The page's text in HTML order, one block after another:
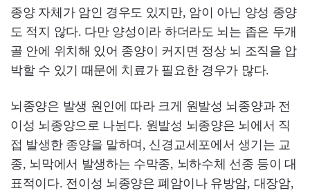
종양 자체가 암인 경우도 있지만, 암이 아닌 양성 종양
도 적지 않다. 다만 양성이라 하더라도 뇌는 좁은 두개
골 안에 위치해 있어 종양이 커지면 정상 뇌 조직을 압
박할 수 있기 때문에 치료가 필요한 경우가 많다.
뇌종양은 발생 원인에 따라 크게 원발성 뇌종양과 전
이성 뇌종양으로 나뉜다. 원발성 뇌종양은 뇌에서 직
접 발생한 종양을 말하며, 신경교세포에서 생기는 교
종, 뇌막에서 발생하는 수막종, 뇌하수체 선종 등이 대
표적이다. 전이성 뇌종양은 폐암이나 유방암, 대장암,